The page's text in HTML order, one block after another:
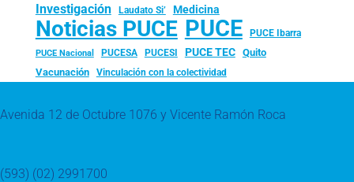
Investigación Laudato Si’ Medicina
Noticias PUCE PUCE PUCE Ibarra
PUCE Nacional PUCESA PUCESI PUCE TEC
Quito
Vacunación
Vinculación con la colectividad
Avenida 12 de Octubre 1076 y Vicente Ramón Roca
(593) (02) 2991700